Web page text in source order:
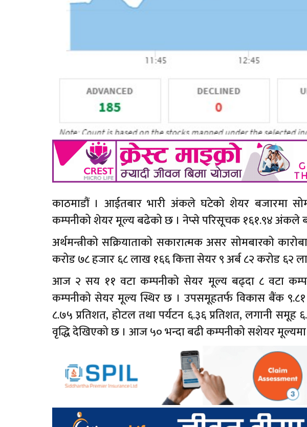
काठमाडौं । आईतबार भारी अंकले घटेको शेयर बजारमा
कम्पनीको शेयर मूल्य बढेको छ । नेप्से परिसूचक १६१.९४ अंकले
अर्थमन्त्रीको सक्रियाताको सकारात्मक असर सोमबारको
करोड ७८ हजार ६८ लाख १६६ कित्ता सेयर ९ अर्ब ८२ करोड ६२
आज २ सय ११ वटा कम्पनीको सेयर मूल्य बढ्दा ८ वटा
कम्पनीको सेयर मूल्य स्थिर छ । उपसमूहतर्फ विकास बैंक ९.८१
८.७५ प्रतिशत, होटल तथा पर्यटन ६.३६ प्रतिशत, लगानी समूह
वृद्धि देखिएको छ । आज ५० भन्दा बढी कम्पनीको सशेयर